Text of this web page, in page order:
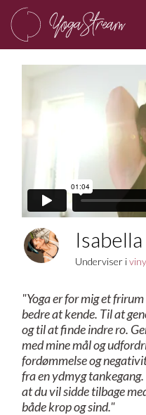
Underviser i
"Yoga er for mig et
bedre at kende. Til at
og til at finde indre ro.
med mine mål og
fordømmelse og
fra en ydmyg
at du vil sidde tilbage
både krop og sind."